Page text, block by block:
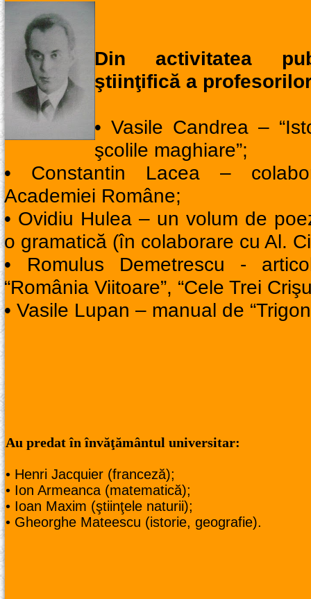
Din activitatea
ştiinţifică a
• Vasile Candrea –
şcolile maghiare”;
• Constantin Lacea –
Academiei Române;
• Ovidiu Hulea – un volum de
o gramatică (în colaborare cu Al.
• Romulus Demetrescu -
“România Viitoare”, “Cele Trei
• Vasile Lupan – manual de
Au predat în învăţământul universitar:
• Henri Jacquier (franceză);
• Ion Armeanca (matematică);
• Ioan Maxim (ştiinţele naturii);
• Gheorghe Mateescu (istorie, geografie).